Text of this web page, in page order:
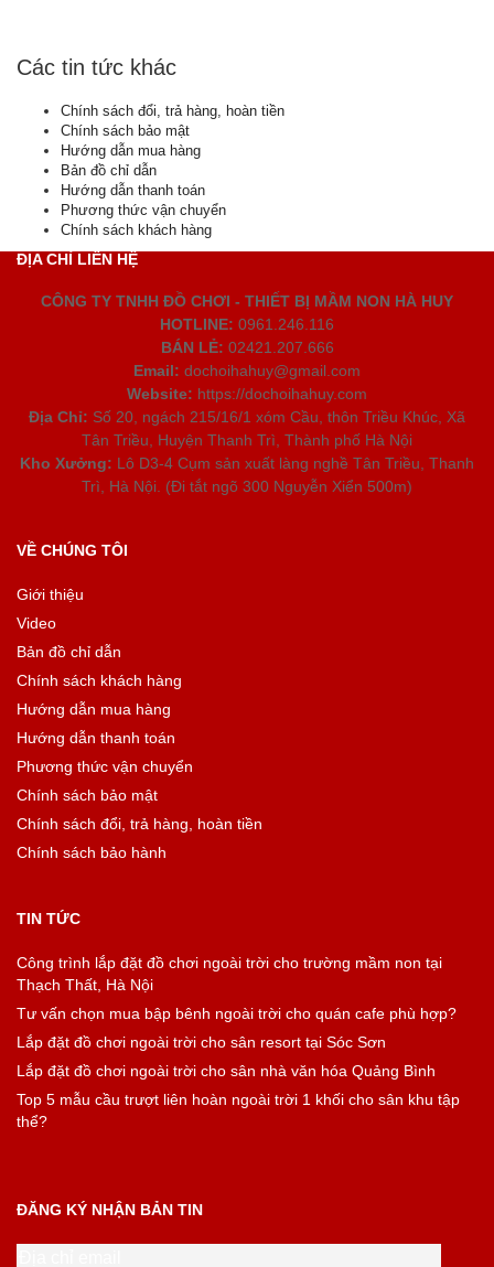
Các tin tức khác
Chính sách đổi, trả hàng, hoàn tiền
Chính sách bảo mật
Hướng dẫn mua hàng
Bản đồ chỉ dẫn
Hướng dẫn thanh toán
Phương thức vận chuyển
Chính sách khách hàng
ĐỊA CHỈ LIÊN HỆ
CÔNG TY TNHH ĐỒ CHƠI - THIẾT BỊ MẦM NON HÀ HUY
HOTLINE: 0961.246.116
BÁN LẺ: 02421.207.666
Email: dochoihahuy@gmail.com
Website: https://dochoihahuy.com
Địa Chỉ: Số 20, ngách 215/16/1 xóm Cầu, thôn Triều Khúc, Xã
Tân Triều, Huyện Thanh Trì, Thành phố Hà Nội
Kho Xưởng: Lô D3-4 Cụm sản xuất làng nghề Tân Triều, Thanh
Trì, Hà Nội. (Đi tắt ngõ 300 Nguyễn Xiển 500m)
VỀ CHÚNG TÔI
Giới thiệu
Video
Bản đồ chỉ dẫn
Chính sách khách hàng
Hướng dẫn mua hàng
Hướng dẫn thanh toán
Phương thức vận chuyển
Chính sách bảo mật
Chính sách đổi, trả hàng, hoàn tiền
Chính sách bảo hành
TIN TỨC
Công trình lắp đặt đồ chơi ngoài trời cho trường mầm non tại
Thạch Thất, Hà Nội
Tư vấn chọn mua bập bênh ngoài trời cho quán cafe phù hợp?
Lắp đặt đồ chơi ngoài trời cho sân resort tại Sóc Sơn
Lắp đặt đồ chơi ngoài trời cho sân nhà văn hóa Quảng Bình
Top 5 mẫu cầu trượt liên hoàn ngoài trời 1 khối cho sân khu tập
thể?
ĐĂNG KÝ NHẬN BẢN TIN